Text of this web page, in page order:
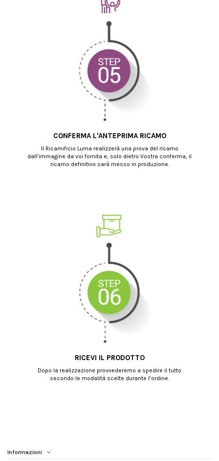
CONFERMA L'ANTEPRIMA RICAMO
Il Ricamificio Luma realizzerà una prova del ricamo
dall’immagine da voi fornita e, solo dietro Vostra conferma, il
ricamo definitivo sarà messo in produzione.
RICEVI IL PRODOTTO
Dopo la realizzazione provvederemo a spedire il tutto
secondo le modalità scelte durante l’ordine.
Informazioni